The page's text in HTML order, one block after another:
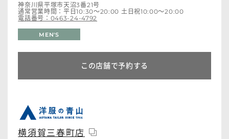
神奈川県平塚市天沼3番21号
通常営業時間：平日10:30～20:00 土日祝10:00～20:00
電話番号：0463-24-4792
MEN'S
この店舗で予約する
横須賀三春町店